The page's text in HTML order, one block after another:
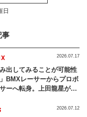
日
事
み出してみることが可能性
BMXレーサーからプロボ
ーへ転身。上田龍星が体
2026.07.17
2026.07.12